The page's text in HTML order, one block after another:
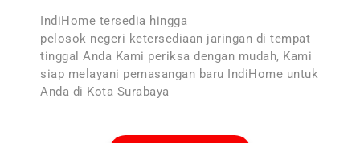
IndiHome tersedia hingga
pelosok negeri ketersediaan jaringan di tempat
tinggal Anda Kami periksa dengan mudah, Kami
siap melayani pemasangan baru IndiHome untuk
Anda di Kota Surabaya